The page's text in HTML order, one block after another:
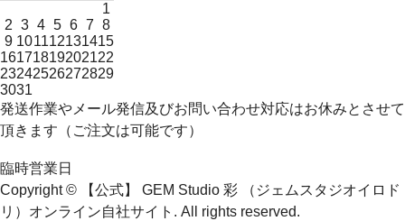
1
2 3 4 5 6 7 8
9 101112131415
16171819202122
23242526272829
3031
発送作業やメール発信及びお問い合わせ対応はお休みとさせて
頂きます（ご注文は可能です）
臨時営業日
Copyright © 【公式】 GEM Studio 彩 （ジェムスタジオイロド
リ）オンライン自社サイト. All rights reserved.